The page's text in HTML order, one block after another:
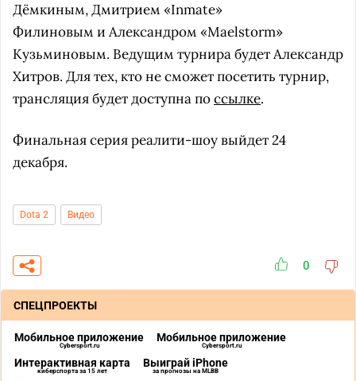
Дёмкиным, Дмитрием «Inmate»
Филиновым и Александром «Maelstorm»
Кузьминовым. Ведущим турнира будет Александр
Хитров. Для тех, кто не сможет посетить турнир,
трансляция будет доступна поссылке.
Финальная серия реалити-шоу выйдет 24
декабря.
Dota 2 Видео
0
СПЕЦПРОЕКТЫ
Мобильное приложение
Cybersport.ru
Мобильное приложение
Cybersport.ru
Интерактивная карта
киберспорта за 15 лет
Выиграй iPhone
за прогнозы на MLBB